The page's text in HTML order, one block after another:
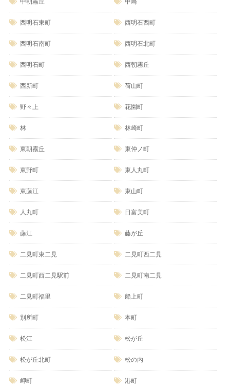
中朝霧丘 中崎
西明石東町 西明石西町
西明石南町 西明石北町
西明石町 西朝霧丘
西新町 荷山町
野々上 花園町
林 林崎町
東朝霧丘 東仲ノ町
東野町 東人丸町
東藤江 東山町
人丸町 日富美町
藤江 藤が丘
二見町東二見 二見町西二見
二見町西二見駅前 二見町南二見
二見町福里 船上町
別所町 本町
松江 松が丘
松が丘北町 松の内
岬町 港町